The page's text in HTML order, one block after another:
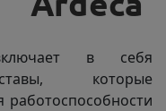
в себя
которые